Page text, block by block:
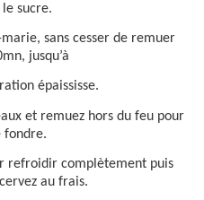
sucre.
sans cesser de remuer
jusqu’à
épaississe.
et remuez hors du feu pour
fondre.
refroidir complètement puis
au frais.